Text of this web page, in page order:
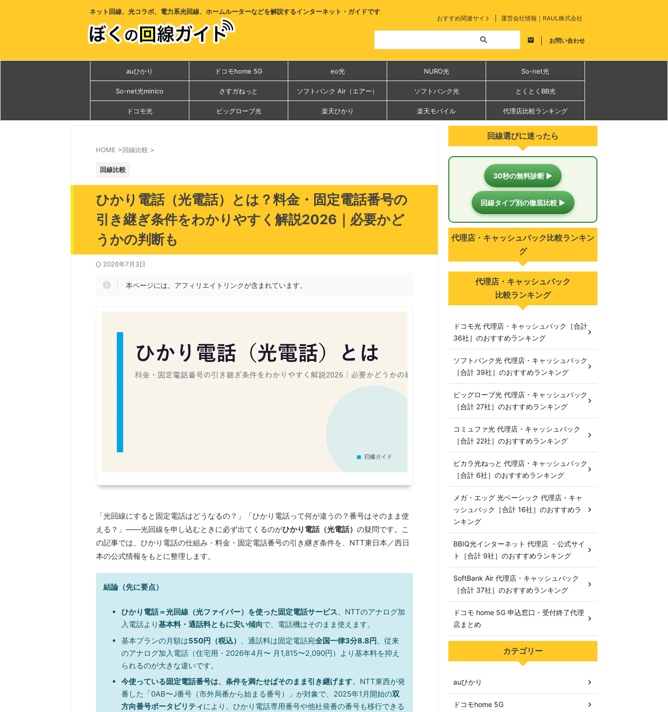
ネット回線、光コラボ、電力系光回線、ホームルーターなどを解説するインターネット・ガイドです
おすすめ関連サイト 運営会社情報｜RAUL株式会社
お問い合わせ
auひかり ドコモhome 5G eo光 NURO光 So-net光
So-net光minico さすガねっと ソフトバンク Air（エアー） ソフトバンク光 とくとくBB光
ドコモ光 ビッグローブ光 楽天ひかり 楽天モバイル 代理店比較ランキング
HOME >回線比較 >
回線比較
ひかり電話（光電話）とは？料金・固定電話番号の
引き継ぎ条件をわかりやすく解説2026｜必要かど
うかの判断も
2026年7月3日
本ページには、アフィリエイトリンクが含まれています。
「光回線にすると固定電話はどうなるの？」「ひかり電話って何が違うの？番号はそのまま使
える？」——光回線を申し込むときに必ず出てくるのがひかり電話（光電話） の疑問です。こ
の記事では、ひかり電話の仕組み・料金・固定電話番号の引き継ぎ条件を、NTT東日本／西日
本の公式情報をもとに整理します。
結論（先に要点）
ひかり電話＝光回線（光ファイバー）を使った固定電話サービス。NTTのアナログ加
入電話より基本料・通話料ともに安い傾向で、電話機はそのまま使えます。
基本プランの月額は550円（税込） 、通話料は固定電話宛全国一律3分8.8円。従来
のアナログ加入電話（住宅用・2026年4月〜 月1,815〜2,090円）より基本料を抑え
られるのが大きな違いです。
今使っている固定電話番号は、条件を満たせばそのまま引き継げます。NTT東西が発
番した「0AB〜J番号（市外局番から始まる番号）」が対象で、2025年1月開始の双
方向番号ポータビリティにより、ひかり電話専用番号や他社発番の番号も移行できる
回線選びに迷ったら
30秒の無料診断 ▶
回線タイプ別の徹底比較 ▶
代理店・キャッシュバック比較ランキン
グ
代理店・キャッシュバック
比較ランキング
ドコモ光 代理店・キャッシュバック［合計
36社］のおすすめランキング
ソフトバンク光 代理店・キャッシュバック
［合計 39社］のおすすめランキング
ビッグローブ光 代理店・キャッシュバック
［合計 27社］のおすすめランキング
コミュファ光 代理店・キャッシュバック
［合計 22社］のおすすめランキング
ピカラ光ねっと 代理店・キャッシュバック
［合計 6社］のおすすめランキング
メガ・エッグ 光ベーシック 代理店・キャ
ッシュバック［合計 16社］のおすすめラ
ンキング
BBIQ光インターネット 代理店 ・公式サイ
ト［合計 9社］のおすすめランキング
SoftBank Air 代理店・キャッシュバック
［合計 37社］のおすすめランキング
ドコモ home 5G 申込窓口・受付終了代理
店まとめ
カテゴリー
auひかり
ドコモhome 5G